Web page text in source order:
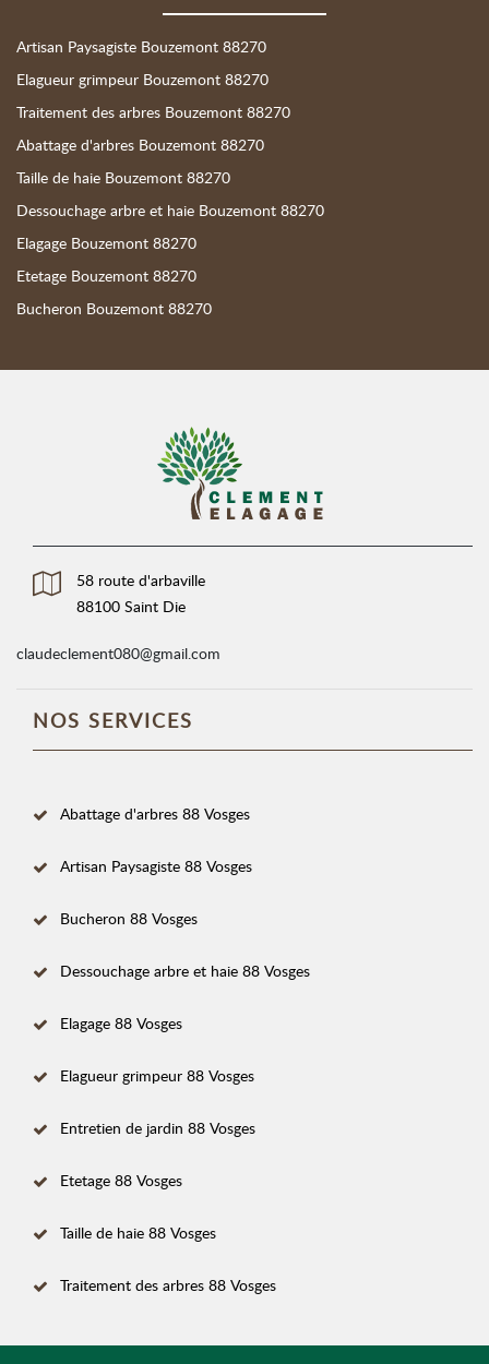
Artisan Paysagiste Bouzemont 88270
Elagueur grimpeur Bouzemont 88270
Traitement des arbres Bouzemont 88270
Abattage d'arbres Bouzemont 88270
Taille de haie Bouzemont 88270
Dessouchage arbre et haie Bouzemont 88270
Elagage Bouzemont 88270
Etetage Bouzemont 88270
Bucheron Bouzemont 88270
58 route d'arbaville
88100 Saint Die
claudeclement080@gmail.com
NOS SERVICES
Abattage d'arbres 88 Vosges
Artisan Paysagiste 88 Vosges
Bucheron 88 Vosges
Dessouchage arbre et haie 88 Vosges
Elagage 88 Vosges
Elagueur grimpeur 88 Vosges
Entretien de jardin 88 Vosges
Etetage 88 Vosges
Taille de haie 88 Vosges
Traitement des arbres 88 Vosges